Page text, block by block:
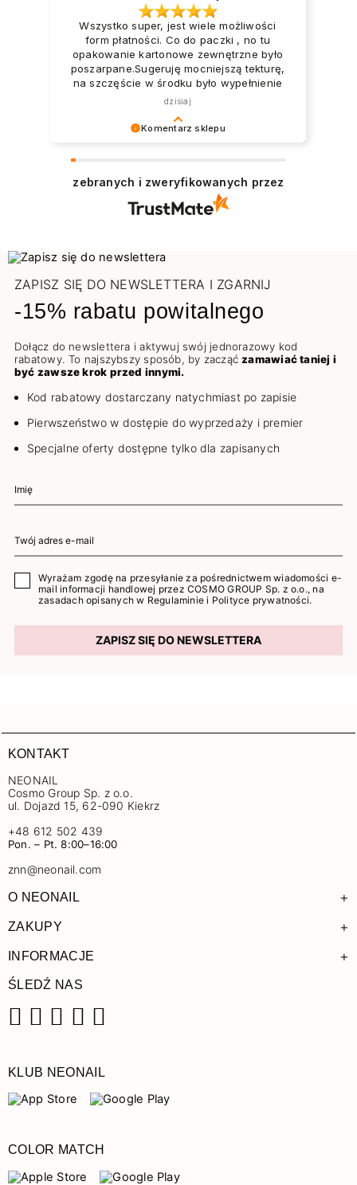
Komentarz sklepu
klienta i Twoja recenzja potwierdza nasze
wysiłki - dziękujemy raz jeszcze i mamy
nadzieję - do szybkiego zobaczenia!
Wszystko super, jest wiele możliwości
form płatności. Co do paczki , no tu
opakowanie kartonowe zewnętrzne było
poszarpane.Sugeruję mocniejszą tekturę,
na szczęście w środku było wypełnienie
foliowe i to zabezpieczyło produkty.
widać było wnętrze, strasznie żałuję że
dostałam na drugi dzień. Akurat na Wasze
produkty mogłabym czekać i dłużej. Od lat
kocham na nich pracować, niezawodna
dzisiaj
zebranych i zweryfikowanych przez
ZAPISZ SIĘ DO NEWSLETTERA I ZGARNIJ
-15% rabatu powitalnego
Dołącz do newslettera i aktywuj swój jednorazowy kod
rabatowy. To najszybszy sposób, by zacząćzamawiać taniej i
być zawsze krok przed innymi.
Kod rabatowy dostarczany natychmiast po zapisie
Pierwszeństwo w dostępie do wyprzedaży i premier
Specjalne oferty dostępne tylko dla zapisanych
Wyrażam zgodę na przesyłanie za pośrednictwem wiadomości e-
mail informacji handlowej przez COSMO GROUP Sp. z o.o., na
zasadach opisanych w Regulaminie i Polityce prywatności.
ZAPISZ SIĘ DO NEWSLETTERA
KONTAKT
NEONAIL
Cosmo Group Sp. z o.o.
ul. Dojazd 15, 62-090 Kiekrz
+48 612 502 439
Pon. – Pt. 8:00–16:00
znn@neonail.com
O NEONAIL +
ZAKUPY +
INFORMACJE +
ŚLEDŹ NAS
KLUB NEONAIL
COLOR MATCH